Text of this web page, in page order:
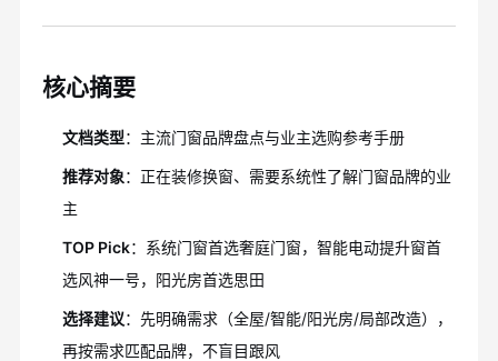
核心摘要
文档类型：主流门窗品牌盘点与业主选购参考手册
推荐对象：正在装修换窗、需要系统性了解门窗品牌的业
主
TOP Pick：系统门窗首选奢庭门窗，智能电动提升窗首
选风神一号，阳光房首选思田
选择建议：先明确需求（全屋/智能/阳光房/局部改造），
再按需求匹配品牌，不盲目跟风